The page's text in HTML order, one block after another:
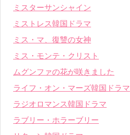
ミスターサンシャイン
ミストレス韓国ドラマ
ミス・マ、復讐の女神
ミス・モンテ・クリスト
ムグンファの花が咲きました
ライフ・オン・マーズ韓国ドラマ
ラジオロマンス韓国ドラマ
ラブリー・ホラーブリー